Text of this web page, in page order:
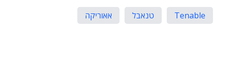
Tenable טנאבל אאוריקה